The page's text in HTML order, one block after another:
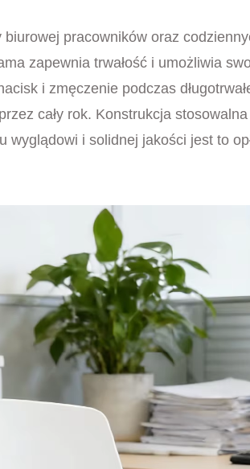
pracowników oraz
zapewnia trwałość i umożliwia
i zmęczenie podczas
cały rok. Konstrukcja
i solidnej jakości jest to